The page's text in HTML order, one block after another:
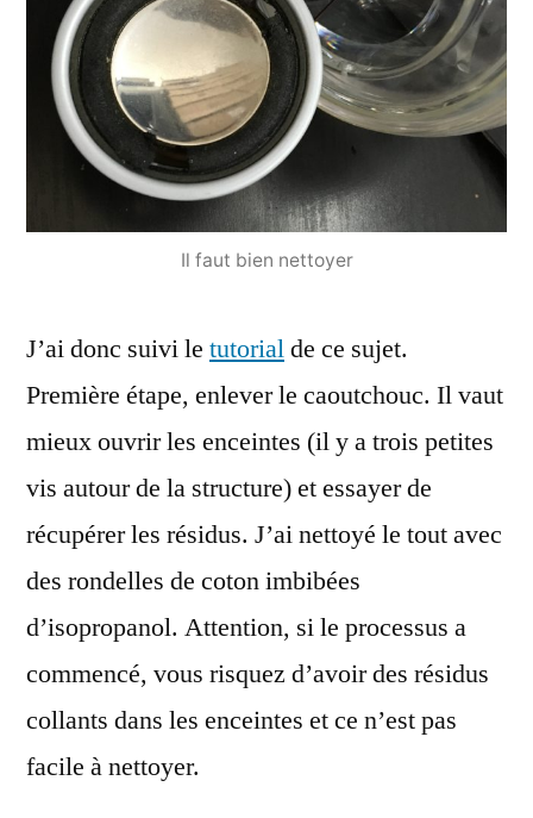
Il faut bien nettoyer
J’ai donc suivi le tutorialde ce sujet.
Première étape, enlever le caoutchouc. Il vaut
mieux ouvrir les enceintes (il y a trois petites
vis autour de la structure) et essayer de
récupérer les résidus. J’ai nettoyé le tout avec
des rondelles de coton imbibées
d’isopropanol. Attention, si le processus a
commencé, vous risquez d’avoir des résidus
collants dans les enceintes et ce n’est pas
facile à nettoyer.